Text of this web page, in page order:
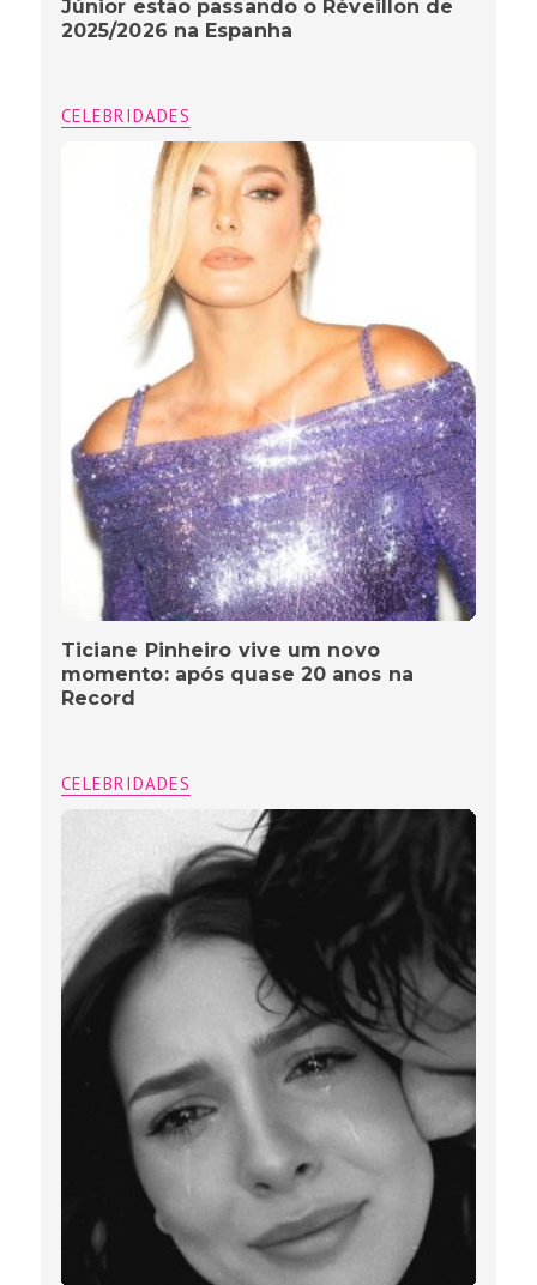
Júnior estão passando o Réveillon de
2025/2026 na Espanha
CELEBRIDADES
Ticiane Pinheiro vive um novo
momento: após quase 20 anos na
Record
CELEBRIDADES